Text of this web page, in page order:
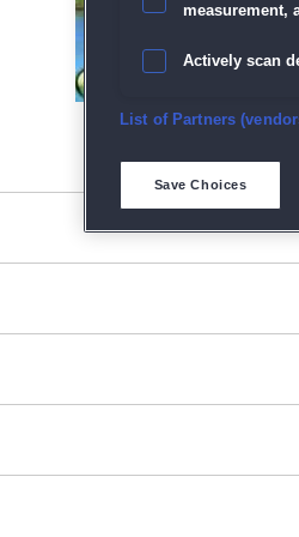
measurement,
Actively scan
Ensure
Match and
Save and
List of Partners
Save Choices